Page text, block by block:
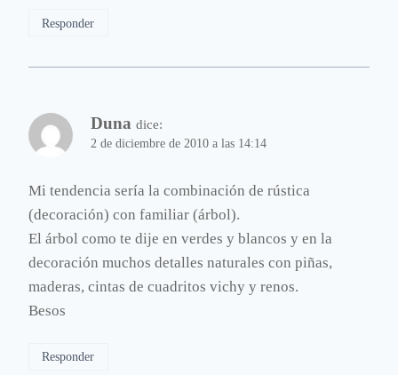
Responder
Duna dice:
2 de diciembre de 2010 a las 14:14
Mi tendencia sería la combinación de rústica
(decoración) con familiar (árbol).
El árbol como te dije en verdes y blancos y en la
decoración muchos detalles naturales con piñas,
maderas, cintas de cuadritos vichy y renos.
Besos
Responder